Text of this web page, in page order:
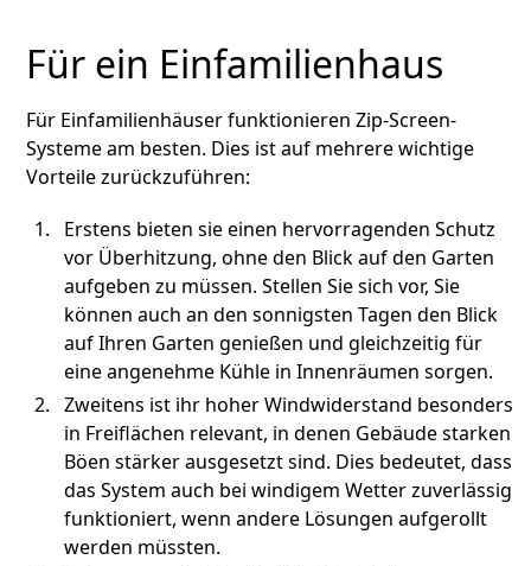
Für ein Einfamilienhaus
Für Einfamilienhäuser funktionieren Zip-Screen-
Systeme am besten. Dies ist auf mehrere wichtige
Vorteile zurückzuführen:
Erstens bieten sie einen hervorragenden Schutz
vor Überhitzung, ohne den Blick auf den Garten
aufgeben zu müssen. Stellen Sie sich vor, Sie
können auch an den sonnigsten Tagen den Blick
auf Ihren Garten genießen und gleichzeitig für
eine angenehme Kühle in Innenräumen sorgen.
Zweitens ist ihr hoher Windwiderstand besonders
in Freiflächen relevant, in denen Gebäude starken
Böen stärker ausgesetzt sind. Dies bedeutet, dass
das System auch bei windigem Wetter zuverlässig
funktioniert, wenn andere Lösungen aufgerollt
werden müssten.